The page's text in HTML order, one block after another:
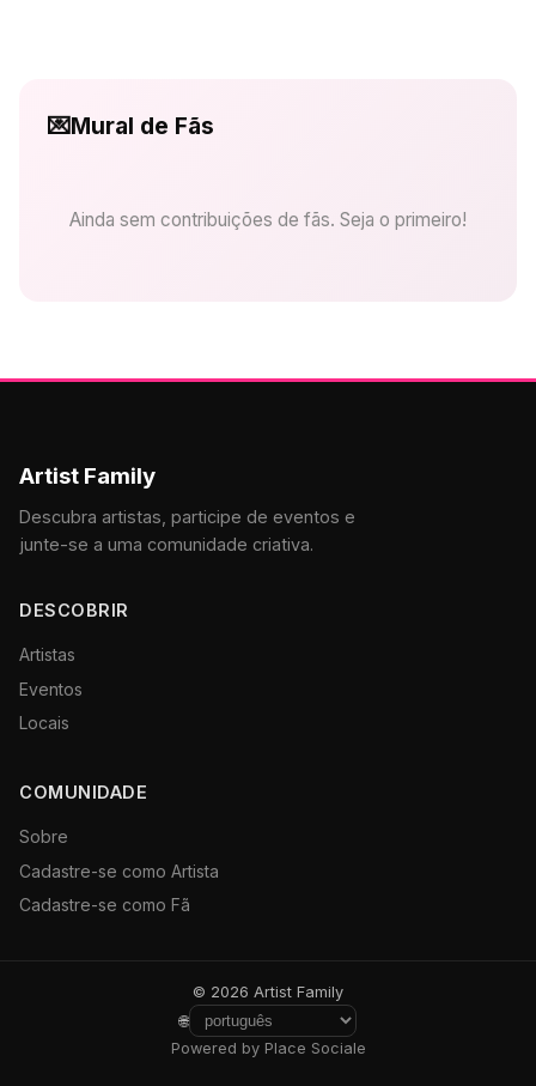
💌Mural de Fãs
Ainda sem contribuições de fãs. Seja o primeiro!
Artist Family
Descubra artistas, participe de eventos e
junte-se a uma comunidade criativa.
DESCOBRIR
Artistas
Eventos
Locais
COMUNIDADE
Sobre
Cadastre-se como Artista
Cadastre-se como Fã
© 2026 Artist Family
🌐
Powered by Place Sociale